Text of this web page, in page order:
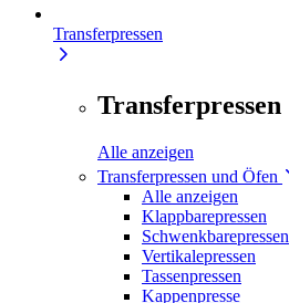
Transferpressen
Transferpressen
Alle anzeigen
Transferpressen und Öfen
Alle anzeigen
Klappbarepressen
Schwenkbarepressen
Vertikalepressen
Tassenpressen
Kappenpresse